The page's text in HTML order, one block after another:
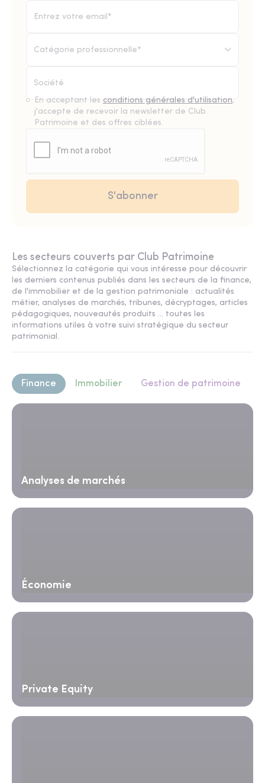
Catégorie professionnelle*
En acceptant les conditions générales d'utilisation,
j'accepte de recevoir la newsletter de Club
Patrimoine et des offres ciblées.
Les secteurs couverts par Club Patrimoine
Sélectionnez la catégorie qui vous intéresse pour découvrir
les derniers contenus publiés dans les secteurs de la finance,
de l'immobilier et de la gestion patrimoniale : actualités
métier, analyses de marchés, tribunes, décryptages, articles
pédagogiques, nouveautés produits ... toutes les
informations utiles à votre suivi stratégique du secteur
patrimonial.
Finance Immobilier Gestion de patrimoine
Analyses de marchés
Économie
Private Equity